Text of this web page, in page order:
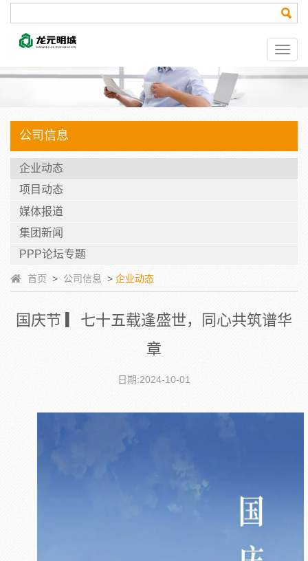
公司信息
企业动态
项目动态
媒体报道
集团新闻
PPP论坛专题
首页 > 公司信息 > 企业动态
国庆节 ▎七十五载逢盛世，同心共筑谱华
章
日期:2024-10-01